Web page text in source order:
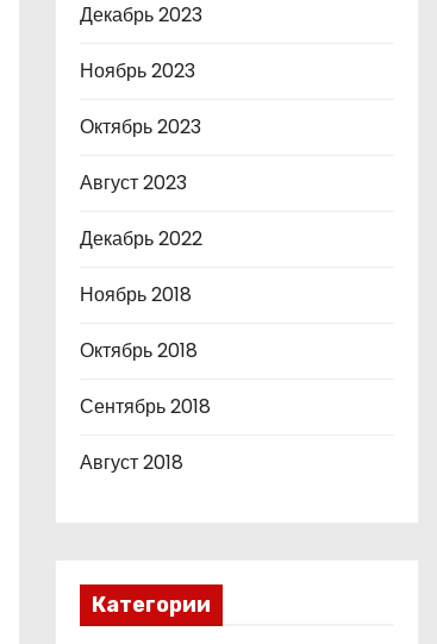
Декабрь 2023
Ноябрь 2023
Октябрь 2023
Август 2023
Декабрь 2022
Ноябрь 2018
Октябрь 2018
Сентябрь 2018
Август 2018
Категории